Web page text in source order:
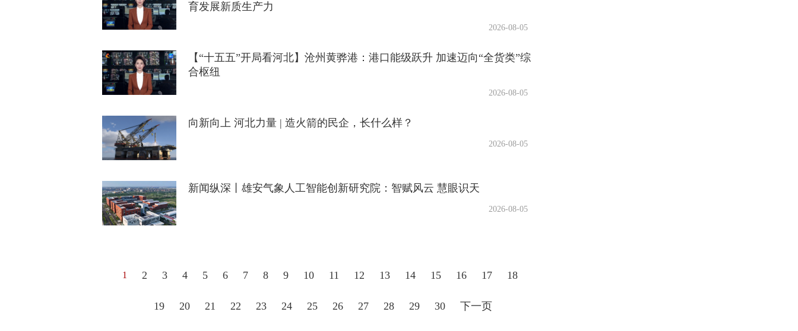
育发展新质生产力
2026-08-05
【“十五五”开局看河北】沧州黄骅港：港口能级跃升 加速迈向“全货类”综
合枢纽
2026-08-05
向新向上 河北力量 | 造火箭的民企，长什么样？
2026-08-05
新闻纵深丨雄安气象人工智能创新研究院：智赋风云 慧眼识天
2026-08-05
1 2 3 4 5 6 7 8 9 10 11 12 13 14 15 16 17 18
19 20 21 22 23 24 25 26 27 28 29 30 下一页